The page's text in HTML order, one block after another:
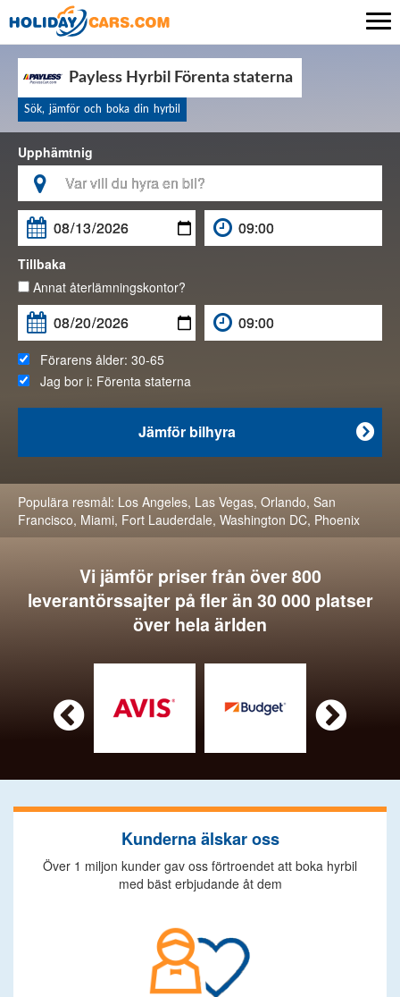
Payless Hyrbil Förenta staterna
Sök, jämför och boka din hyrbil
Upphämtnig


Tillbaka
Annat återlämningskontor?
Förarens ålder: 30-65
Jag bor i: Förenta staterna

Jämför bilhyra
Populära resmål: Los Angeles, Las Vegas, Orlando, San
Francisco, Miami, Fort Lauderdale, Washington DC, Phoenix
Vi jämför priser från över 800
leverantörssajter på fler än 30 000 platser
över hela ärlden
 
Kunderna älskar oss
Över 1 miljon kunder gav oss förtroendet att boka hyrbil
med bäst erbjudande åt dem